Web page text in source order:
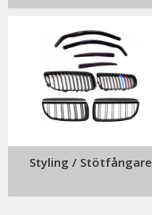
Styling / Stötfångare